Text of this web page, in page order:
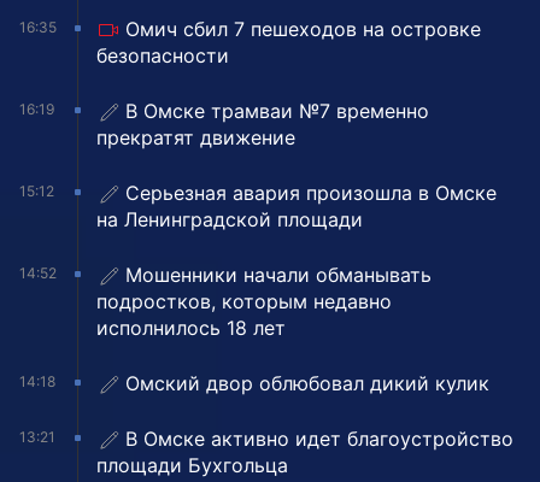
16:35
Омич сбил 7 пешеходов на островке
безопасности
16:19
В Омске трамваи №7 временно
прекратят движение
15:12
Серьезная авария произошла в Омске
на Ленинградской площади
14:52
Мошенники начали обманывать
подростков, которым недавно
исполнилось 18 лет
14:18 Омский двор облюбовал дикий кулик
13:21
В Омске активно идет благоустройство
площади Бухгольца